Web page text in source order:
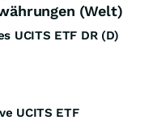
(Welt)
UCITS ETF DR (D)
UCITS ETF